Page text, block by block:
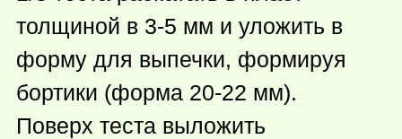
толщиной в 3-5 мм и уложить в
форму для выпечки, формируя
бортики (форма 20-22 мм).
Поверх теста выложить